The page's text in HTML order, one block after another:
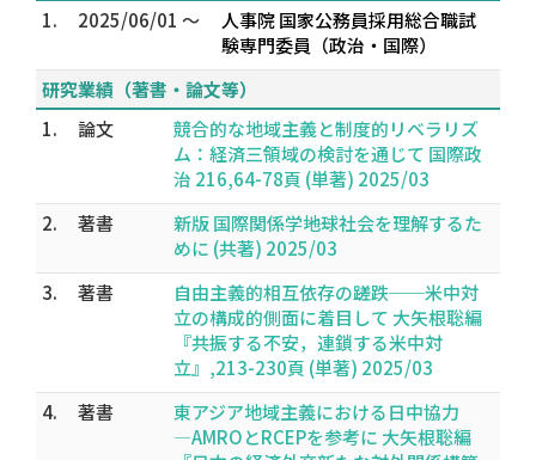
1.
2025/06/01 ～
人事院 国家公務員採用総合職試
験専門委員（政治・国際）
研究業績（著書・論文等）
1.
論文
競合的な地域主義と制度的リベラリズ
ム：経済三領域の検討を通じて 国際政
治 216,64-78頁 (単著) 2025/03
2.
著書
新版 国際関係学――地球社会を理解するた
めに (共著) 2025/03
3.
著書
自由主義的相互依存の蹉跌──米中対
立の構成的側面に着目して 大矢根聡編
『共振する不安，連鎖する米中対
立』,213-230頁 (単著) 2025/03
4.
著書
東アジア地域主義における日中協力
―AMROとRCEPを参考に 大矢根聡編